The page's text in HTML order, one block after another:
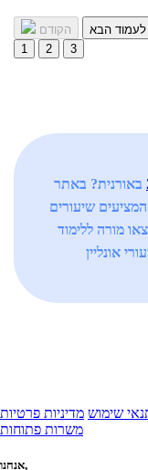
הקודם
1
2 3
באורנית? באתר
לסונס מורים פרטיים לכימיה אורגנית 2 המציעים שיעורים
2 באורנית. מצאו מורה ללימוד
שימוש מדיניות פרטיות
משרות פתוחות
אנחנו,